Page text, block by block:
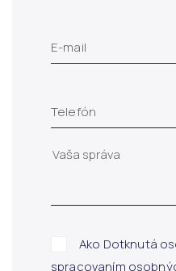
E-mail
Telefón
Ako Dotknutá
spracovaním